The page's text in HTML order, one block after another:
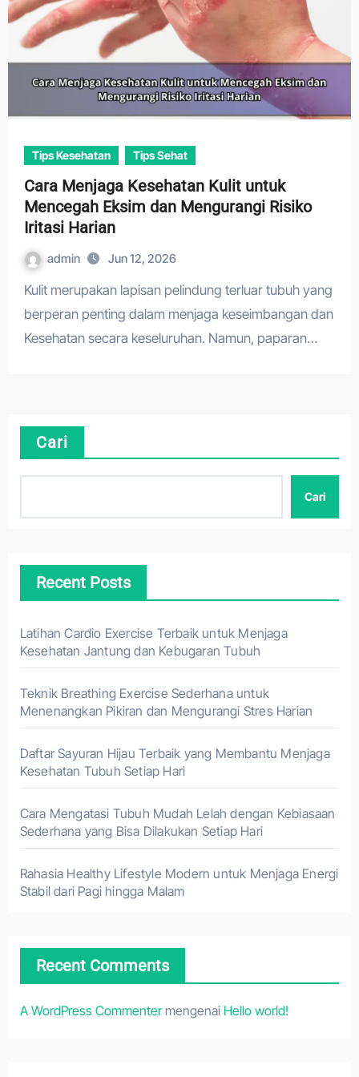
Tips Kesehatan Tips Sehat
Cara Menjaga Kesehatan Kulit untuk
Mencegah Eksim dan Mengurangi Risiko
Iritasi Harian
admin Jun 12, 2026
Kulit merupakan lapisan pelindung terluar tubuh yang
berperan penting dalam menjaga keseimbangan dan
Kesehatan secara keseluruhan. Namun, paparan…
Cari
Cari
Recent Posts
Latihan Cardio Exercise Terbaik untuk Menjaga
Kesehatan Jantung dan Kebugaran Tubuh
Teknik Breathing Exercise Sederhana untuk
Menenangkan Pikiran dan Mengurangi Stres Harian
Daftar Sayuran Hijau Terbaik yang Membantu Menjaga
Kesehatan Tubuh Setiap Hari
Cara Mengatasi Tubuh Mudah Lelah dengan Kebiasaan
Sederhana yang Bisa Dilakukan Setiap Hari
Rahasia Healthy Lifestyle Modern untuk Menjaga Energi
Stabil dari Pagi hingga Malam
Recent Comments
A WordPress Commentermengenai Hello world!